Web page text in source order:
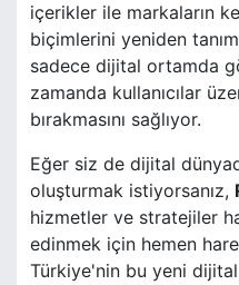
içerikler ile markaların
biçimlerini yeniden
sadece dijital ortamda
zamanda kullanıcılar
bırakmasını sağlıyor.
Eğer siz de dijital
oluşturmak istiyorsanız,
hizmetler ve stratejiler
edinmek için hemen
Türkiye'nin bu yeni